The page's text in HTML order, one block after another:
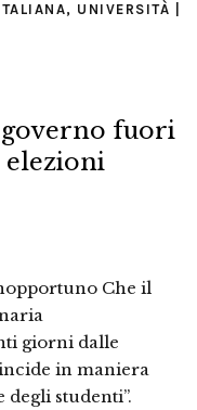
, UNIVERSITÀ |
fuori
elezioni
Che il
giorni dalle
in maniera
studenti”.